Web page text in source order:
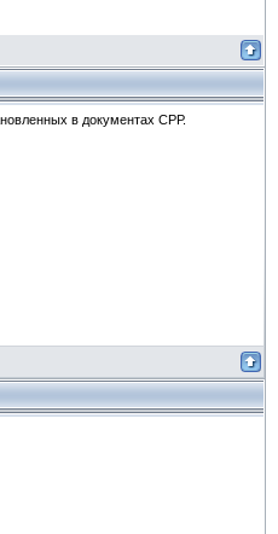
в документах СРР.